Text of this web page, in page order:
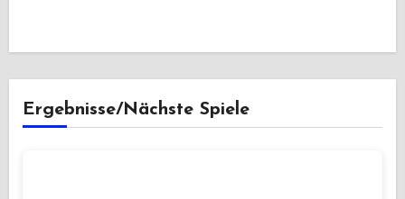
Ergebnisse/Nächste Spiele